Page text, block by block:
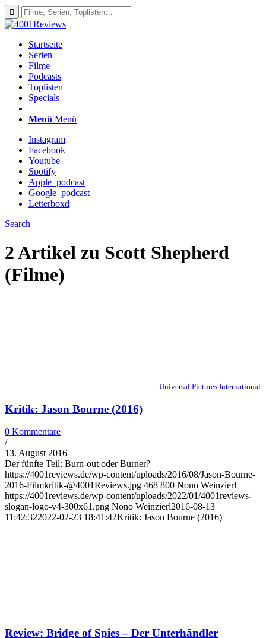
Startseite
Serien
Filme
Podcasts
Toplisten
Specials
Menü Menü
Instagram
Facebook
Youtube
Spotify
Apple_podcast
Google_podcast
Letterboxd
Search
2 Artikel zu Scott Shepherd
(Filme)
Universal Pictures International
Kritik: Jason Bourne (2016)
0 Kommentare
/
13. August 2016
Der fünfte Teil: Burn-out oder Burner?
https://4001reviews.de/wp-content/uploads/2016/08/Jason-Bourne-
2016-Filmkritik-@4001Reviews.jpg 468 800 Nono Weinzierl
https://4001reviews.de/wp-content/uploads/2022/01/4001reviews-
slogan-logo-v4-300x61.png Nono Weinzierl2016-08-13
11:42:322022-02-23 18:41:42Kritik: Jason Bourne (2016)
Review: Bridge of Spies – Der Unterhändler